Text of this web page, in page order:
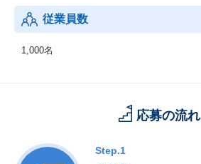
従業員数
1,000名
応募の流れ
Step.1